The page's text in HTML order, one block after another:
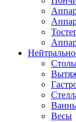
Весы